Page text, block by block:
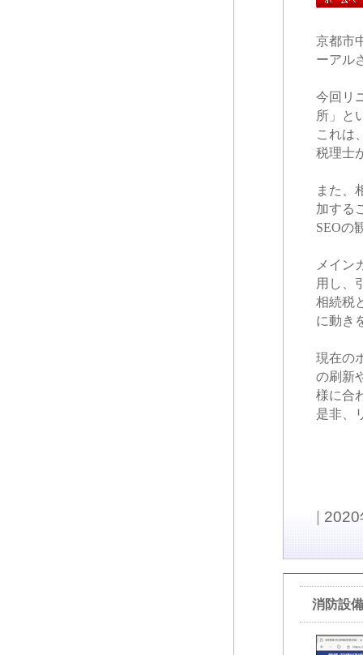
京都市
ーアル
今回リ
所」と
これは
税理士
また、
加する
SEOの
メイン
用し、
相続税
に動き
現在の
の刷新
様に合
是非、
2020
消防設